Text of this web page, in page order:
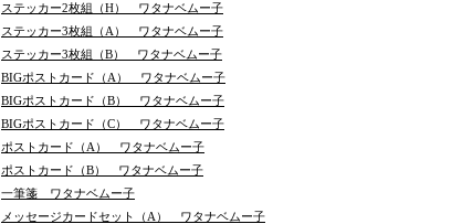
ステッカー2枚組（H） ワタナベムー子
ステッカー3枚組（A） ワタナベムー子
ステッカー3枚組（B） ワタナベムー子
BIGポストカード（A） ワタナベムー子
BIGポストカード（B） ワタナベムー子
BIGポストカード（C） ワタナベムー子
ポストカード（A） ワタナベムー子
ポストカード（B） ワタナベムー子
一筆箋 ワタナベムー子
メッセージカードセット（A） ワタナベムー子